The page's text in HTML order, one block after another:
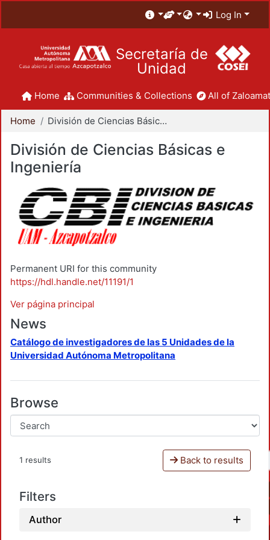
Log In
Secretaría de
Unidad
Home Communities & Collections All of
Home División de Ciencias Básicas e Ingeniería
División de Ciencias Básicas e
Ingeniería
Permanent URI for this community
https://hdl.handle.net/11191/1
Ver página principal
News
Catálogo de investigadores de las 5 Unidades de la
Universidad Autónoma Metropolitana
Browse
1 results Back to results
Filters
Author